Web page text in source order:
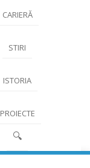
CARIERĂ
STIRI
ISTORIA
PROIECTE
🔍